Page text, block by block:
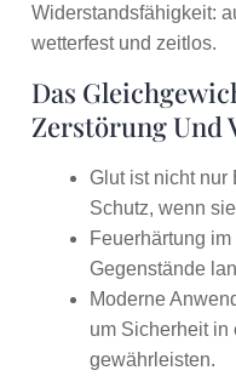
Widerstandsfähigkeit:
wetterfest und zeitlos.
Das
Zerstörung Und
Glut ist nicht nur
Schutz, wenn
Feuerhärtung
Gegenstände
Moderne
um Sicherheit in
gewährleisten.